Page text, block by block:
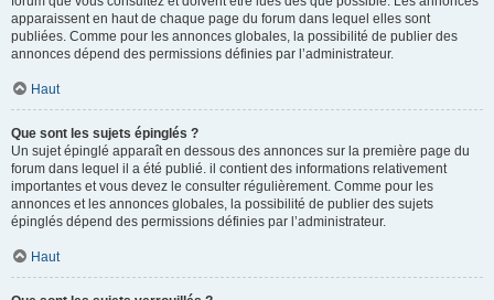
apparaissent en haut de chaque page du forum dans lequel elles sont
publiées. Comme pour les annonces globales, la possibilité de publier des
annonces dépend des permissions définies par l’administrateur.
Haut
Que sont les sujets épinglés ?
Un sujet épinglé apparaît en dessous des annonces sur la première page du
forum dans lequel il a été publié. il contient des informations relativement
importantes et vous devez le consulter régulièrement. Comme pour les
annonces et les annonces globales, la possibilité de publier des sujets
épinglés dépend des permissions définies par l’administrateur.
Haut